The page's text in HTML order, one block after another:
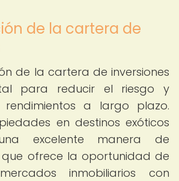
de la cartera de
de la cartera de inversiones
para reducir el riesgo y
rendimientos a largo plazo.
en destinos exóticos
excelente manera de
que ofrece la oportunidad de
inmobiliarios con